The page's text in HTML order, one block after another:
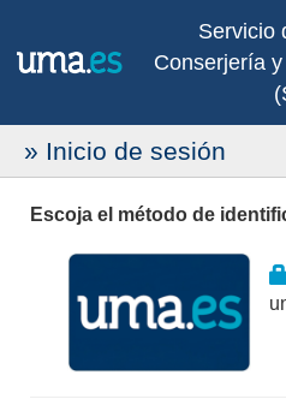
Servicio
Conserjería
» Inicio de sesión
Escoja el método de